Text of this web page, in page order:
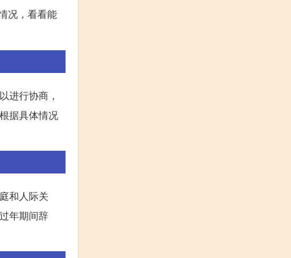
况，看看能
进行协商，
据具体情况
和人际关
年期间辞